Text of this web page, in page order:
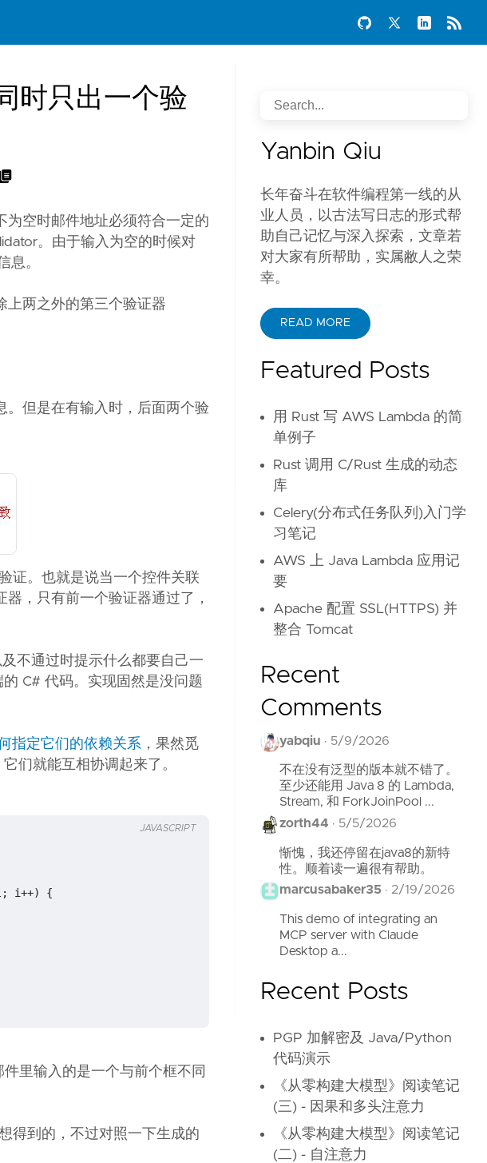
时只出一个验
为空时邮件地址必须符合一定的
。由于输入为空的时候对
息。
上两之外的第三个验证器
。但是在有输入时，后面两个验
证。也就是说当一个控件关联
，只有前一个验证器通过了，
不通过时提示什么都要自己一
C# 代码。实现固然是没问题
指定它们的依赖关系 ，果然觅
们就能互相协调起来了。
; i++)
{
JAVASCRIPT
里输入的是一个与前个框不同
得到的，不过对照一下生成的
Yanbin Qiu
长年奋斗在软件编程第一线的从
业人员，以古法写日志的形式帮
助自己记忆与深入探索，文章若
对大家有所帮助，实属敝人之荣
幸。
READ MORE
Featured Posts
用 Rust 写 AWS Lambda 的简
单例子
Rust 调用 C/Rust 生成的动态
库
Celery(分布式任务队列)入门学
习笔记
AWS 上 Java Lambda 应用记
要
Apache 配置 SSL(HTTPS) 并
整合 Tomcat
Recent
Comments
yabqiu · 5/9/2026
不在没有泛型的版本就不错了。
至少还能用 Java 8 的 Lambda,
Stream, 和 ForkJoinPool ...
zorth44 · 5/5/2026
惭愧，我还停留在java8的新特
性。顺着读一遍很有帮助。
marcusabaker35 · 2/19/2026
This demo of integrating an
MCP server with Claude
Desktop a...
Recent Posts
PGP 加解密及 Java/Python
代码演示
《从零构建大模型》阅读笔记
(三) - 因果和多头注意力
《从零构建大模型》阅读笔记
(二) - 自注意力